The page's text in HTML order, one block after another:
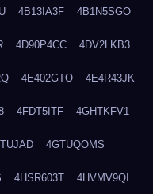
4B13IA3F 4B1N5SGO
4D90P4CC 4DV2LKB3
4E402GTO 4E4R43JK
4FDT5ITF 4GHTKFV1
4GTUQOMS
4HSR603T 4HVMV9QI